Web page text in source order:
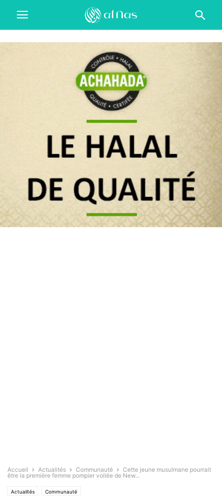
Accueil Actualités Communauté
Cette jeune musulmane pourrait
être la première femme pompier voilée de New...
Actualités Communauté